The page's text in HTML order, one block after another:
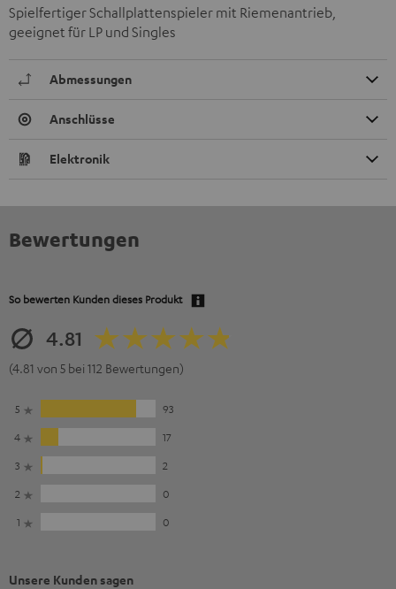
Spielfertiger Schallplattenspieler mit Riemenantrieb,
geeignet für LP und Singles
Abmessungen
Anschlüsse
Elektronik
Bewertungen
So bewerten Kunden dieses Produkt
4.81
(4.81 von 5 bei 112 Bewertungen)
5
93
4
17
3
2
2
0
1
0
Unsere Kunden sagen